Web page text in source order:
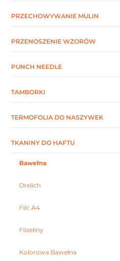
PRZECHOWYWANIE MULIN
PRZENOSZENIE WZORÓW
PUNCH NEEDLE
TAMBORKI
TERMOFOLIA DO NASZYWEK
TKANINY DO HAFTU
Bawełna
Drelich
Filc A4
Flizeliny
Kolorowa Bawełna